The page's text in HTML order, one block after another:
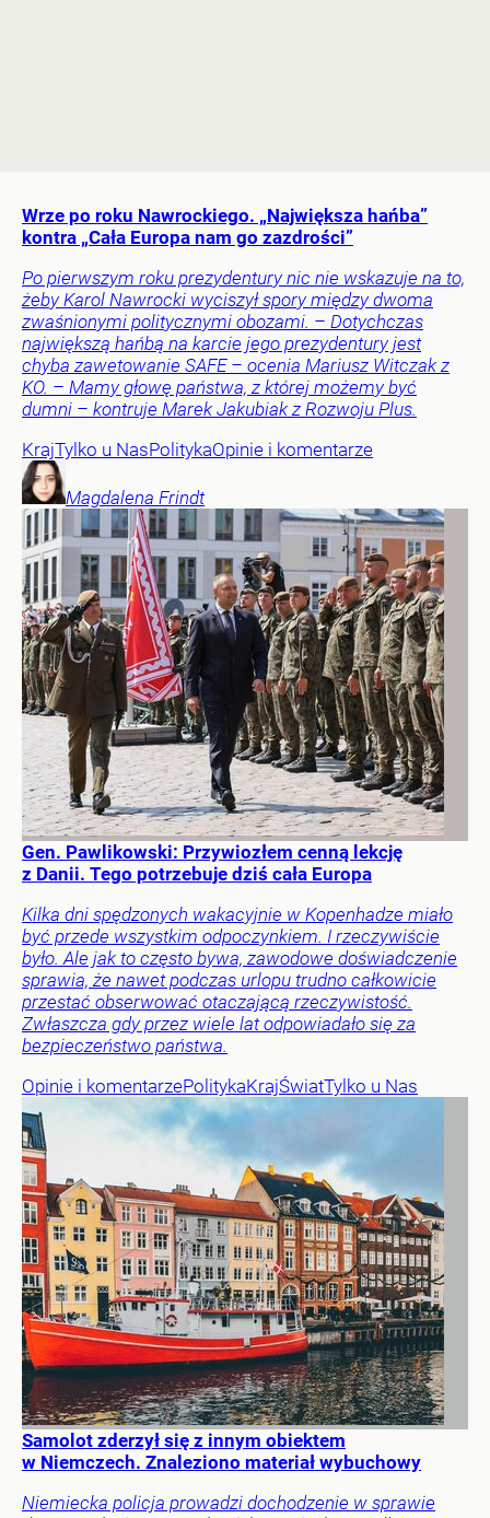
Wrze po roku Nawrockiego. „Największa hańba”
kontra „Cała Europa nam go zazdrości”
Po pierwszym roku prezydentury nic nie wskazuje na to,
żeby Karol Nawrocki wyciszył spory między dwoma
zwaśnionymi politycznymi obozami. – Dotychczas
największą hańbą na karcie jego prezydentury jest
chyba zawetowanie SAFE – ocenia Mariusz Witczak z
KO. – Mamy głowę państwa, z której możemy być
dumni – kontruje Marek Jakubiak z Rozwoju Plus.
KrajTylko u NasPolitykaOpinie i komentarze
Magdalena Frindt
Gen. Pawlikowski: Przywiozłem cenną lekcję
z Danii. Tego potrzebuje dziś cała Europa
Kilka dni spędzonych wakacyjnie w Kopenhadze miało
być przede wszystkim odpoczynkiem. I rzeczywiście
było. Ale jak to często bywa, zawodowe doświadczenie
sprawia, że nawet podczas urlopu trudno całkowicie
przestać obserwować otaczającą rzeczywistość.
Zwłaszcza gdy przez wiele lat odpowiadało się za
bezpieczeństwo państwa.
Opinie i komentarzePolitykaKrajŚwiatTylko u Nas
Samolot zderzył się z innym obiektem
w Niemczech. Znaleziono materiał wybuchowy
Niemiecka policja prowadzi dochodzenie w sprawie